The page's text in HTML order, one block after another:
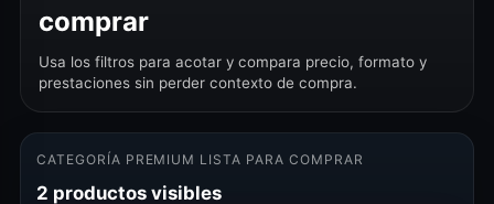
comprar
Usa los filtros para acotar y compara precio, formato y
prestaciones sin perder contexto de compra.
CATEGORÍA PREMIUM LISTA PARA COMPRAR
2 productos visibles